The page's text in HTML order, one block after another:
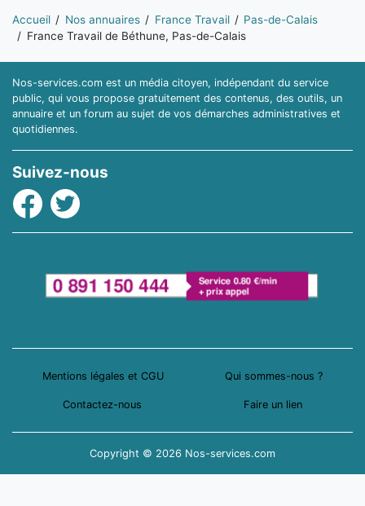
Vous êtes ici:
Accueil Nos annuaires France Travail
Pas-de-Calais
France Travail de Béthune, Pas-de-Calais
Nos-services.com est un média citoyen, indépendant du service
public, qui vous propose gratuitement des contenus, des outils, un
annuaire et un forum au sujet de vos démarches administratives et
quotidiennes.
Suivez-nous
Facebook
Twitter
Mentions légales et CGU Qui sommes-nous ?
Contactez-nous Faire un lien
Copyright © 2026 Nos-services.com